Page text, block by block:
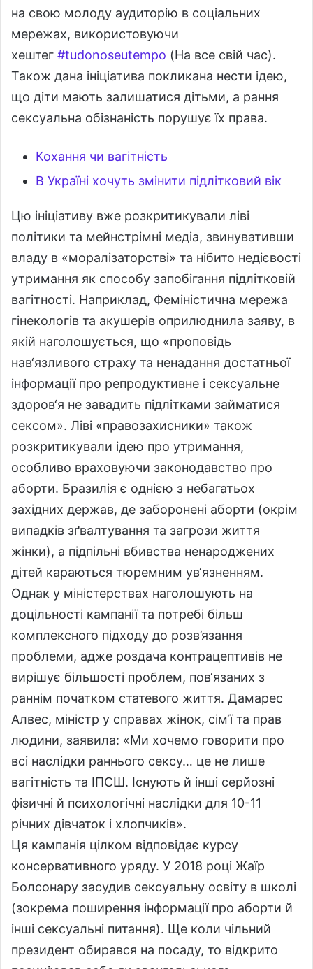
на свою молоду аудиторію в соціальних
мережах, використовуючи
хештег #tudonoseutempo (На все свій час).
Також дана ініціатива покликана нести ідею,
що діти мають залишатися дітьми, а рання
сексуальна обізнаність порушує їх права.
Кохання чи вагітність
В Україні хочуть змінити підлітковий вік
Цю ініціативу вже розкритикували ліві
політики та мейнстрімні медіа, звинувативши
владу в «моралізаторстві» та нібито недієвості
утримання як способу запобігання підлітковій
вагітності. Наприклад, Феміністична мережа
гінекологів та акушерів оприлюднила заяву, в
якій наголошується, що «проповідь
нав‘язливого страху та ненадання достатньої
інформації про репродуктивне і сексуальне
здоров‘я не завадить підлітками займатися
сексом». Ліві «правозахисники» також
розкритикували ідею про утримання,
особливо враховуючи законодавство про
аборти. Бразилія є однією з небагатьох
західних держав, де заборонені аборти (окрім
випадків зґвалтування та загрози життя
жінки), а підпільні вбивства ненароджених
дітей караються тюремним ув‘язненням.
Однак у міністерствах наголошують на
доцільності кампанії та потребі більш
комплексного підходу до розв’язання
проблеми, адже роздача контрацептивів не
вирішує більшості проблем, пов‘язаних з
раннім початком статевого життя. Дамарес
Алвес, міністр у справах жінок, сім‘ї та прав
людини, заявила: «Ми хочемо говорити про
всі наслідки раннього сексу… це не лише
вагітність та ІПСШ. Існують й інші серйозні
фізичні й психологічні наслідки для 10-11
річних дівчаток і хлопчиків».
Ця кампанія цілком відповідає курсу
консервативного уряду. У 2018 році Жаїр
Болсонару засудив сексуальну освіту в школі
(зокрема поширення інформації про аборти й
інші сексуальні питання). Ще коли чільний
президент обирався на посаду, то відкрито